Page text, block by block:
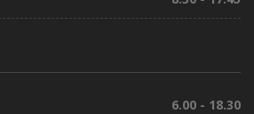
6.00 - 18.30